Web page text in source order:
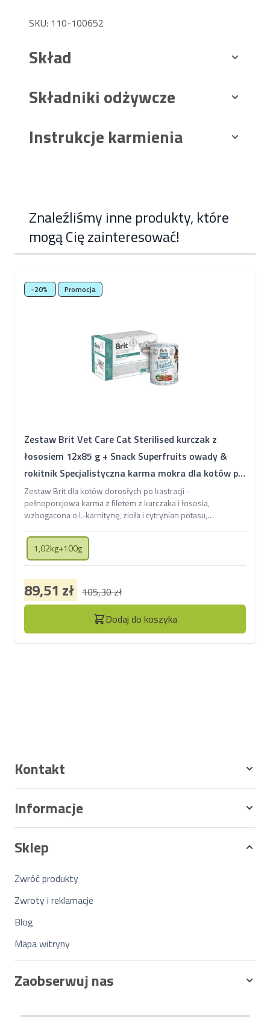
SKU: 110-100652
Skład
Składniki odżywcze
Instrukcje karmienia
Znaleźliśmy inne produkty, które
mogą Cię zainteresować!
Zestaw Brit Vet Care Cat Sterilised kurczak z
łososiem 12x85 g + Snack Superfruits owady &
rokitnik Specjalistyczna karma mokra dla kotów po
kastracji oraz hipoalergiczny przysmak
Zestaw Brit dla kotów dorosłych po kastracji -
pełnoporcjowa karma z filetem z kurczaka i łososia,
wzbogacona o L-karnitynę, zioła i cytrynian potasu,
stawów, w duecie z bezzbożowym, hipoalergicznym
przysmakiem na bazie białka owadów, bogatym w witaminy i
nienasycone kwasy tłuszczowe, idealnym dla kotów z
1,02kg+100g
89,51 zł 105,30 zł
Dodaj do koszyka
-20% Promocja
Kontakt
Informacje
Sklep
Zwróć produkty
Zwroty i reklamacje
Blog
Mapa witryny
Zaobserwuj nas